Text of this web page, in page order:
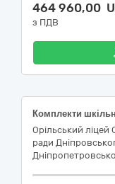
464 960,00
з ПДВ
Орільський ліцей
ради